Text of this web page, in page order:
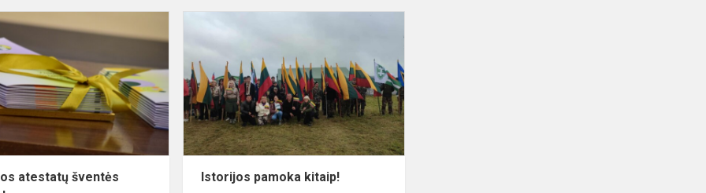
atestatų
šventės
akimirkos
atestatų šventės
pamoka
Istorijos pamoka kitaip!